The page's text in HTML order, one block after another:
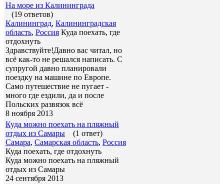
На море из Калининграда
(19 ответов)
Калининград, Калининградская
область, Россия Куда поехать, где
отдохнуть
Здравствуйте!Давно вас читал, но
всё как-то не решался написать. С
супругой давно планировали
поездку на машине по Европе.
Само путешествие не пугает -
много где ездили, да и после
Польских развязок всё
8 ноября 2013
Куда можно поехать на пляжный
отдых из Самары
(1 ответ)
Самара, Самарская область, Россия
Куда поехать, где отдохнуть
Куда можно поехать на пляжный
отдых из Самары
24 сентября 2013